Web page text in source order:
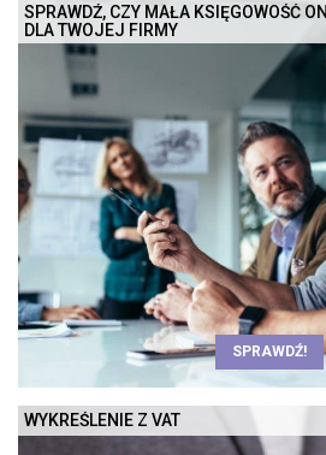
SPRAWDŹ, CZY MAŁA KSIĘGOWOŚĆ
DLA TWOJEJ FIRMY
SPRAWDŹ!
WYKREŚLENIE Z VAT